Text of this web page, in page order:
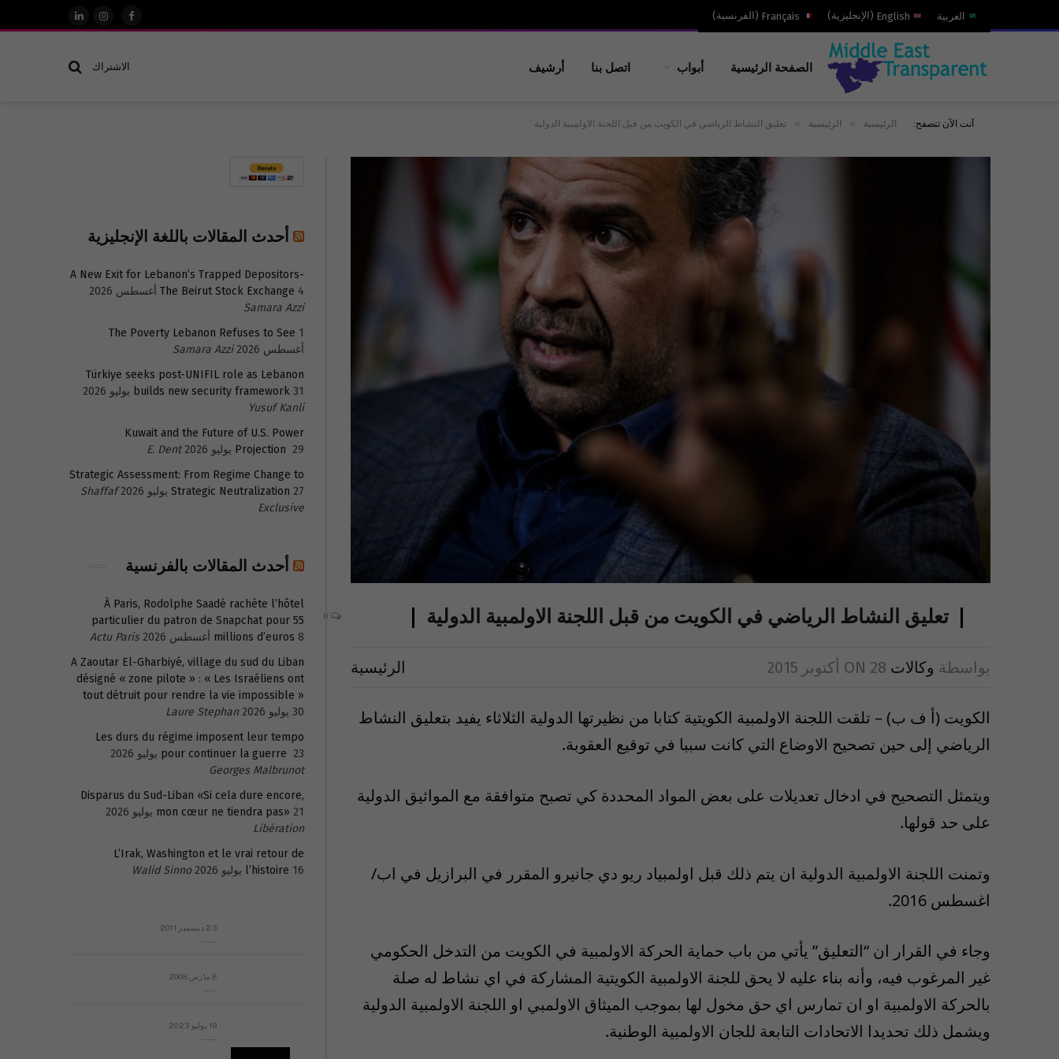
العربية English
( الإنجليزية)
Français
( الفرنسية)
فيسبوكالانستغرام
لينكدإن
الصفحة الرئيسية أبواب اتصل بنا أرشيف الاشتراك
أنت الآن تتصفح: الرئيسية » الرئيسية » تعليق النشاط الرياضي في الكويت من قبل اللجنة الاولمبية الدولية
تعليق النشاط الرياضي في الكويت من قبل اللجنة الاولمبية الدولية
بواسطة وكالات ON 28 أكتوبر 2015 الرئيسية
الكويت (أ ف ب) – تلقت اللجنة الاولمبية الكويتية كتابا من نظيرتها الدولية الثلاثاء يفيد بتعليق النشاط
الرياضي إلى حين تصحيح الاوضاع التي كانت سببا في توقيع العقوبة.
ويتمثل التصحيح في ادخال تعديلات على بعض المواد المحددة كي تصبح متوافقة مع المواثيق الدولية
على حد قولها.
وتمنت اللجنة الاولمبية الدولية ان يتم ذلك قبل اولمبياد ريو دي جانيرو المقرر في البرازيل في اب/
اغسطس 2016.
وجاء في القرار ان “التعليق” يأتي من باب حماية الحركة الاولمبية في الكويت من التدخل الحكومي
غير المرغوب فيه، وأنه بناء عليه لا يحق للجنة الاولمبية الكويتية المشاركة في اي نشاط له صلة
بالحركة الاولمبية او ان تمارس اي حق مخول لها بموجب الميثاق الاولمبي او اللجنة الاولمبية الدولية
ويشمل ذلك تحديدا الاتحادات التابعة للجان الاولمبية الوطنية.
أحدث المقالات باللغة الإنجليزية
A New Exit for Lebanon’s Trapped Depositors-
The Beirut Stock Exchange 4 أغسطس 2026
Samara Azzi
The Poverty Lebanon Refuses to See 1
أغسطس 2026
Samara Azzi
Türkiye seeks post-UNIFIL role as Lebanon
builds new security framework 31 يوليو 2026
Yusuf Kanli
Kuwait and the Future of U.S. Power
Projection 29 يوليو 2026
E. Dent
Strategic Assessment: From Regime Change to
Strategic Neutralization 27 يوليو 2026
Shaffaf
Exclusive
أحدث المقالات بالفرنسية
À Paris, Rodolphe Saadé rachète l’hôtel
particulier du patron de Snapchat pour 55
millions d’euros 8 أغسطس 2026
Actu Paris
A Zaoutar El-Gharbiyé, village du sud du Liban
désigné « zone pilote » : « Les Israéliens ont
tout détruit pour rendre la vie impossible »
30 يوليو 2026
Laure Stephan
Les durs du régime imposent leur tempo
pour continuer la guerre 23 يوليو 2026
Georges Malbrunot
Disparus du Sud-Liban «Si cela dure encore,
mon cœur ne tiendra pas» 21 يوليو 2026
Libération
L’Irak, Washington et le vrai retour de
l’histoire 16 يوليو 2026 Walid Sinno
23 ديسمبر 2011
8 مارس 2008
19 يوليو 2023